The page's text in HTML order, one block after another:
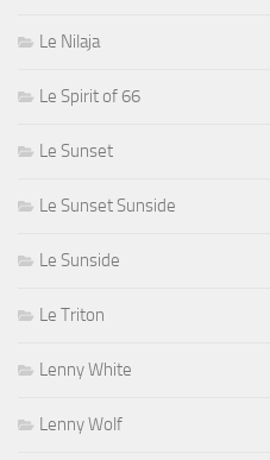
Le Nilaja
Le Spirit of 66
Le Sunset
Le Sunset Sunside
Le Sunside
Le Triton
Lenny White
Lenny Wolf